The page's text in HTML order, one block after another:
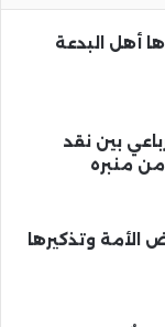
أهل البدعة
بين نقد
من منبره
الأمة وتذكيرها